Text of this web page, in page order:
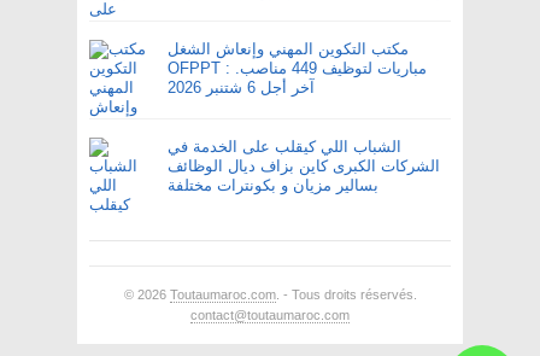
مكتب التكوين المهني وإنعاش الشغل
OFPPT : مباريات لتوظيف 449 مناصب.
آخر أجل 6 شتنبر 2026
الشباب اللي كيقلب على الخدمة في
الشركات الكبرى كاين بزاف ديال الوظائف
بسالير مزيان و بكونترات مختلفة
© 2026 Toutaumaroc.com. - Tous droits réservés.
contact@toutaumaroc.com